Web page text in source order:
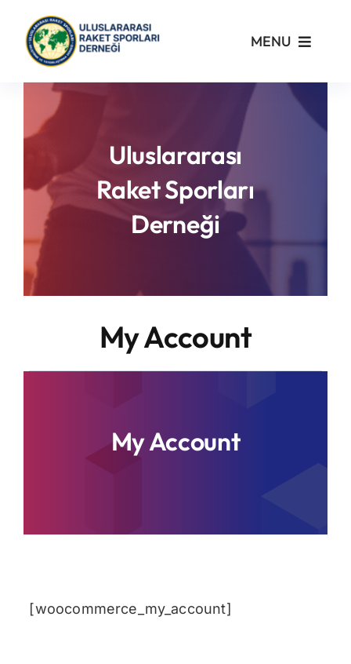
content
MENU
Kurumsal
Yönetmelikler
Turnuvalar
PickleFast
Branşlar
Uluslararası
Raket Sporları
Derneği
My Account
My Account
[woocommerce_my_account]